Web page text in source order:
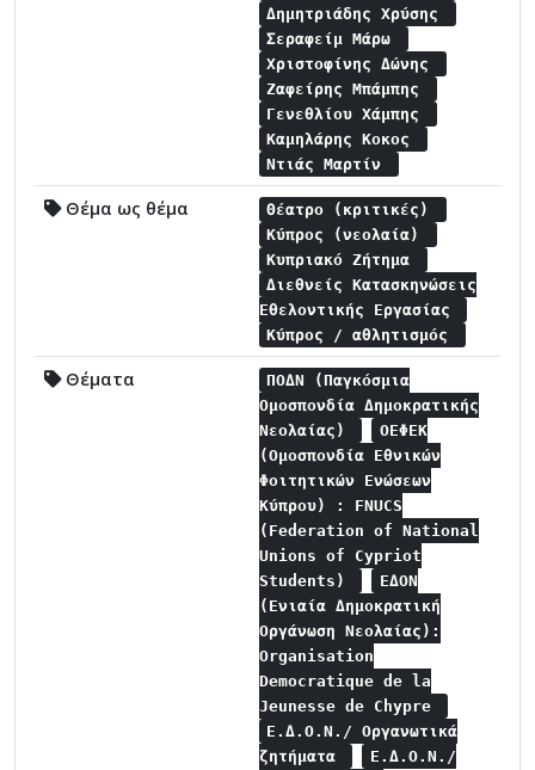
Δημητριάδης Χρύσης
Σεραφείμ Μάρω
Χριστοφίνης Δώνης
Ζαφείρης Μπάμπης
Γενεθλίου Χάμπης
Καμηλάρης Κοκος
Ντιάς Μαρτίν
Θέμα ως θέμα
Θέατρο (κριτικές)
Κύπρος (νεολαία)
Κυπριακό Ζήτημα
Διεθνείς Κατασκηνώσεις
Εθελοντικής Εργασίας
Κύπρος / αθλητισμός
Θέματα
ΠΟΔΝ (Παγκόσμια
Ομοσπονδία Δημοκρατικής
Νεολαίας)
ΟΕΦΕΚ
(Ομοσπονδία Εθνικών
Φοιτητικών Ενώσεων
Κύπρου) : FNUCS
(Federation of National
Unions of Cypriot
Students)
ΕΔΟΝ
(Ενιαία Δημοκρατική
Οργάνωση Νεολαίας):
Organisation
Democratique de la
Jeunesse de Chypre
Ε.Δ.Ο.Ν./ Οργανωτικά
ζητήματα
Ε.Δ.Ο.Ν./